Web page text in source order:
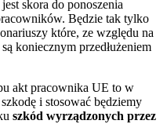
skora do ponoszenia
Będzie tak tylko
które, ze względu na
koniecznym przedłużeniem
akt pracownika UE to w
i stosować będziemy
szkód wyrządzonych przez